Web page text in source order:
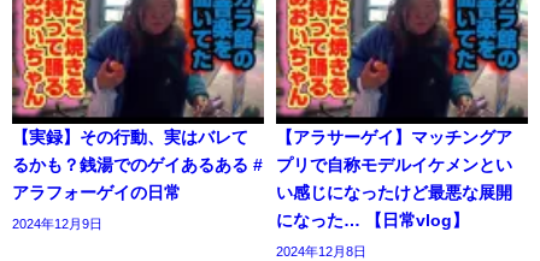
【実録】その行動、実はバレて
るかも？銭湯でのゲイあるある #
アラフォーゲイの日常
2024年12月9日
【アラサーゲイ】マッチングア
プリで自称モデルイケメンとい
い感じになったけど最悪な展開
になった… 【日常vlog】
2024年12月8日